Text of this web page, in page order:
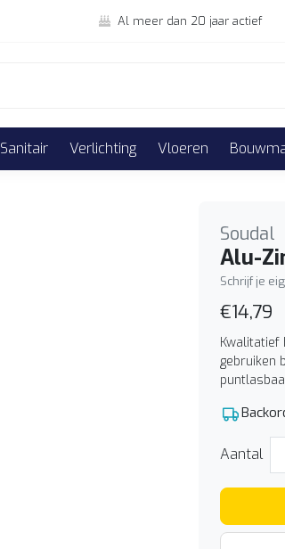
Al meer dan 20 jaar actief
Sanitair Verlichting Vloeren
Soudal
Alu-
Schrijf je
€14,79
Kwalitatief
gebruiken
Aantal